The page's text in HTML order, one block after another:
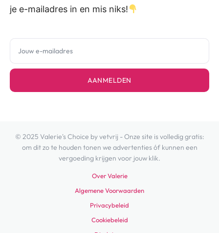
je e-mailadres in en mis niks!
AANMELDEN
© 2025 Valerie's Choice by vetvrij - Onze site is volledig gratis:
om dit zo te houden tonen we advertenties óf kunnen een
vergoeding krijgen voor jouw klik.
Over Valerie
Algemene Voorwaarden
Privacybeleid
Cookiebeleid